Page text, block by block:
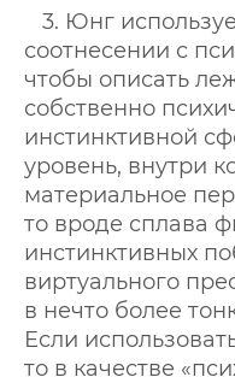
3. Юнг
соотнесении с
чтобы описать
собственно
инстинктивной
уровень, внутри
материальное
то вроде сплава
инстинктивных
виртуального
в нечто более
Если
то в качестве